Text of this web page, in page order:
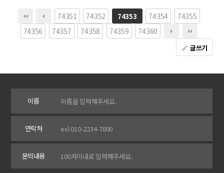
74351 74352 74353 74354
74355
74356
74357 74358 74359 74360
글쓰기
이름
연락처
문의내용